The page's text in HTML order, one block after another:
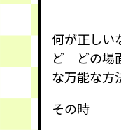
何が正し
ど どの場
な万能な方
その時